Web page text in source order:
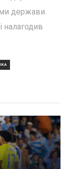
держави.
налагодив